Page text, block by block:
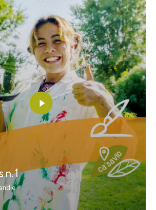
n. 1